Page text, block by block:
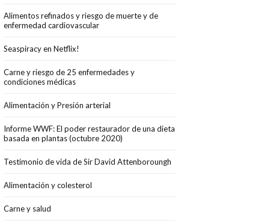
Alimentos refinados y riesgo de muerte y de
enfermedad cardiovascular
Seaspiracy en Netflix!
Carne y riesgo de 25 enfermedades y
condiciones médicas
Alimentación y Presión arterial
Informe WWF: El poder restaurador de una dieta
basada en plantas (octubre 2020)
Testimonio de vida de Sir David Attenboroungh
Alimentación y colesterol
Carne y salud